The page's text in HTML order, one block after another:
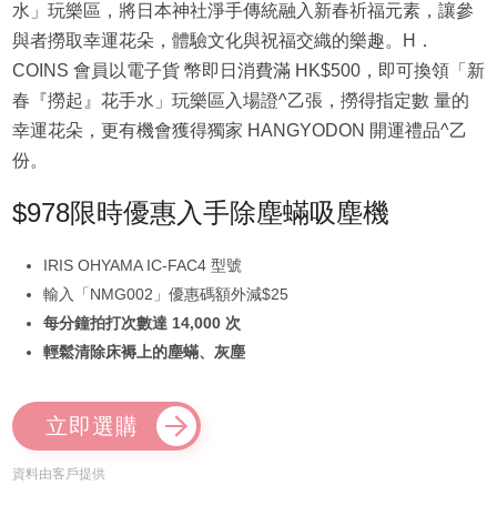
水」玩樂區，將日本神社淨手傳統融入新春祈福元素，讓參
與者撈取幸運花朵，體驗文化與祝福交織的樂趣。H．
COINS 會員以電子貨 幣即日消費滿 HK$500，即可換領「新
春『撈起』花手水」玩樂區入場證^乙張，撈得指定數 量的
幸運花朵，更有機會獲得獨家 HANGYODON 開運禮品^乙
份。
$978限時優惠入手除塵蟎吸塵機
IRIS OHYAMA IC-FAC4 型號
輸入「NMG002」優惠碼額外減$25
每分鐘拍打次數達 14,000 次
輕鬆清除床褥上的塵蟎、灰塵
立即選購
資料由客戶提供